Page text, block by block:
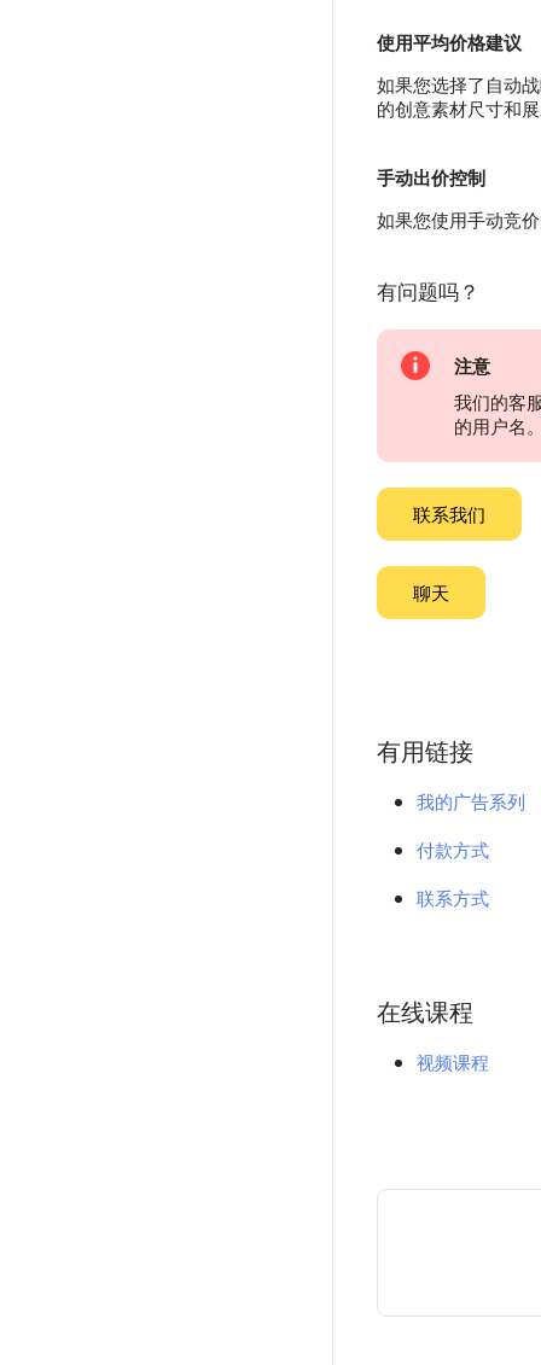
使用平均价格建议
如果您选择了自动
的创意素材尺寸和
手动出价控制
如果您使用手动竞
有问题吗？
注意
我们的客
的用户名
联系我们
聊天
有用链接
我的广告系列
付款方式
联系方式
在线课程
视频课程